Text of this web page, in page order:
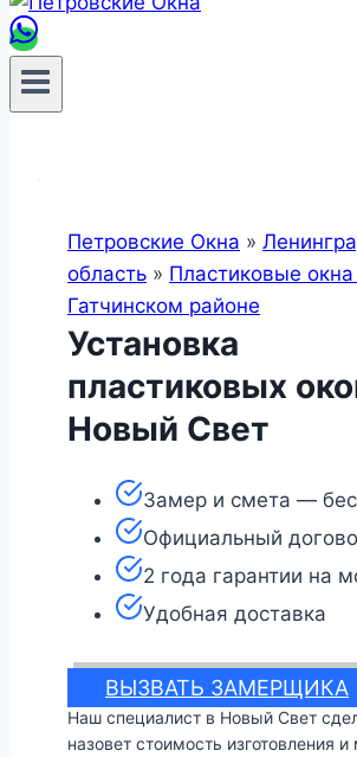
Петровские Окна »
область » Пластиковые окна
Гатчинском районе
Установка
пластиковых
Новый Свет
Замер и смета —
Официальный
2 года гарантии на
Удобная доставка
ВЫЗВАТЬ ЗАМЕРЩИКА
Наш специалист в Новый Свет
назовет стоимость изготовления